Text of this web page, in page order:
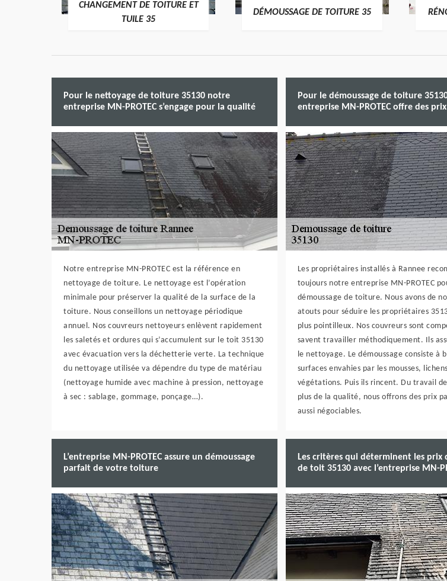
CHANGEMENT DE TOITURE ET
TUILE 35
DÉMOUSSAGE DE TOITURE 35
Pour le nettoyage de toiture 35130 notre
entreprise MN-PROTEC s’engage pour la qualité
Notre entreprise MN-PROTEC est la référence en
nettoyage de toiture. Le nettoyage est l’opération
minimale pour préserver la qualité de la surface de la
toiture. Nous conseillons un nettoyage périodique
annuel. Nos couvreurs nettoyeurs enlèvent rapidement
les saletés et ordures qui s’accumulent sur le toit 35130
avec évacuation vers la déchetterie verte. La technique
du nettoyage utilisée va dépendre du type de matériau
(nettoyage humide avec machine à pression, nettoyage
à sec : sablage, gommage, ponçage…).
Pour le démoussage de toiture
entreprise MN-PROTEC offre des
Les propriétaires installés à Rannee
toujours notre entreprise MN-PROTEC
démoussage de toiture. Nous avons de
atouts pour séduire les propriétaires
plus pointilleux. Nos couvreurs sont
savent travailler méthodiquement. Ils
le nettoyage. Le démoussage consiste à
surfaces envahies par les mousses,
végétations. Puis ils rincent. Du travail
plus de la qualité, nous offrons des prix
aussi négociables.
L’entreprise MN-PROTEC assure un démoussage
parfait de votre toiture
Les critères qui déterminent les prix
de toit 35130 avec l’entreprise MN-